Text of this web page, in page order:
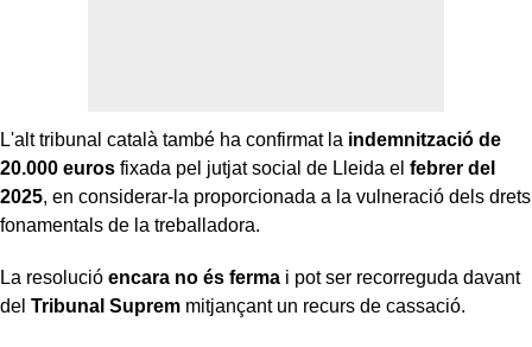
L'alt tribunal català també ha confirmat la indemnització de
20.000 euros fixada pel jutjat social de Lleida el febrer del
2025, en considerar-la proporcionada a la vulneració dels drets
fonamentals de la treballadora.
La resolució encara no és ferma i pot ser recorreguda davant
del Tribunal Suprem mitjançant un recurs de cassació.